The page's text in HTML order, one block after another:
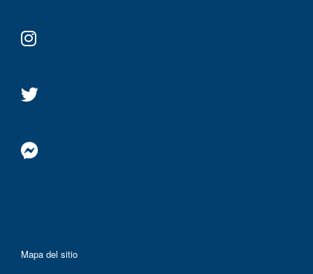
Mapa del sitio